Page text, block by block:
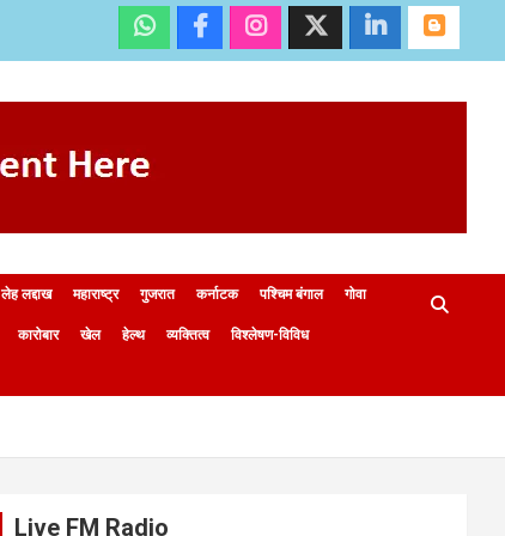
लेह लद्दाख महाराष्ट्र गुजरात कर्नाटक पश्चिम बंगाल गोवा
कारोबार खेल हेल्थ व्यक्तित्व विश्लेषण-विविध
Live FM Radio